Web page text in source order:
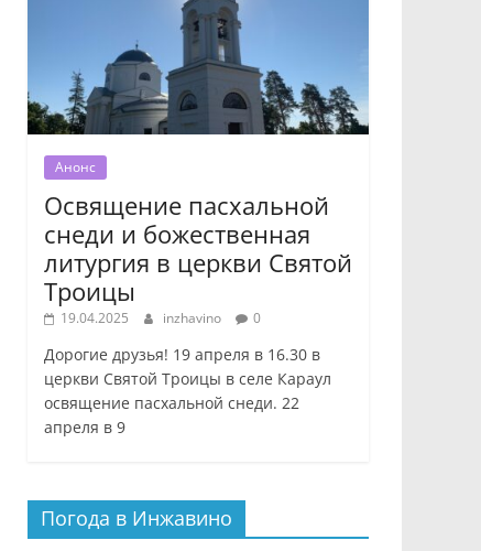
Анонс
Освящение пасхальной
снеди и божественная
литургия в церкви Святой
Троицы
19.04.2025 inzhavino 0
Дорогие друзья! 19 апреля в 16.30 в
церкви Святой Троицы в селе Караул
освящение пасхальной снеди. 22
апреля в 9
Погода в Инжавино